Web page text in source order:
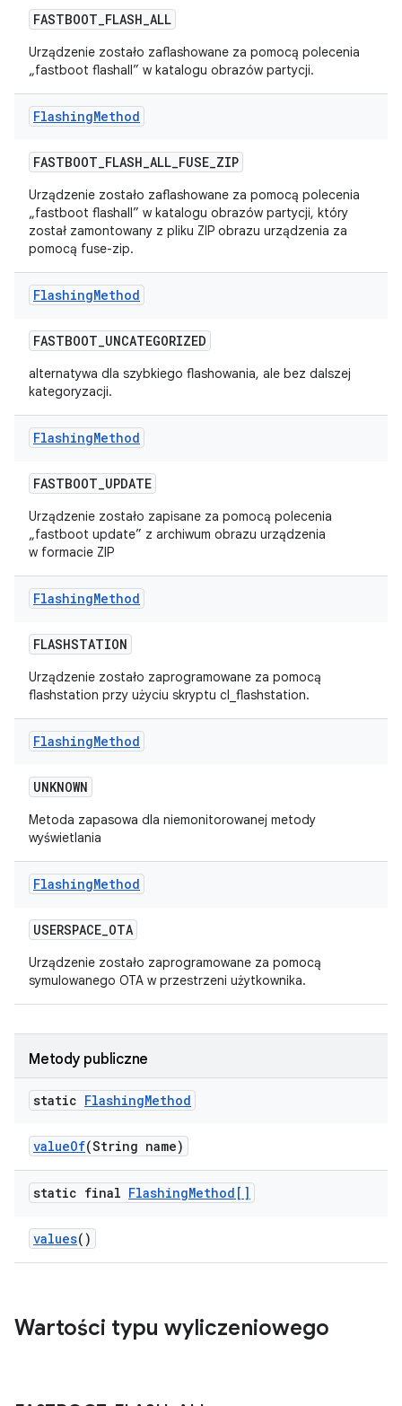
FASTBOOT_FLASH_ALL
Urządzenie zostało zaflashowane za pomocą polecenia
„fastboot flashall” w katalogu obrazów partycji.
FlashingMethod
FASTBOOT_FLASH_ALL_FUSE_ZIP
Urządzenie zostało zaflashowane za pomocą polecenia
„fastboot flashall” w katalogu obrazów partycji, który
został zamontowany z pliku ZIP obrazu urządzenia za
pomocą fuse-zip.
FlashingMethod
FASTBOOT_UNCATEGORIZED
alternatywa dla szybkiego flashowania, ale bez dalszej
kategoryzacji.
FlashingMethod
FASTBOOT_UPDATE
Urządzenie zostało zapisane za pomocą polecenia
„fastboot update” z archiwum obrazu urządzenia
w formacie ZIP
FlashingMethod
FLASHSTATION
Urządzenie zostało zaprogramowane za pomocą
flashstation przy użyciu skryptu cl_flashstation.
FlashingMethod
UNKNOWN
Metoda zapasowa dla niemonitorowanej metody
wyświetlania
FlashingMethod
USERSPACE_OTA
Urządzenie zostało zaprogramowane za pomocą
symulowanego OTA w przestrzeni użytkownika.
Metody publiczne
static FlashingMethod
valueOf(String name)
static final FlashingMethod[]
values()
Wartości typu wyliczeniowego